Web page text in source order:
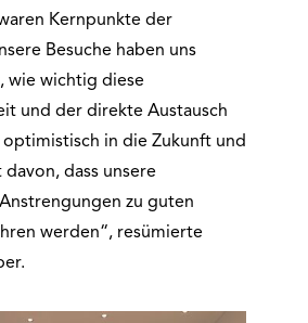
Kernpunkte der
Besuche haben uns
wie wichtig diese
und der direkte Austausch
in die Zukunft und
dass unsere
zu guten
werden“, resümierte